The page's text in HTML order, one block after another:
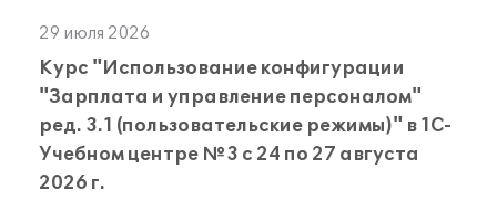
29 июля 2026
Курс "Использование конфигурации
"Зарплата и управление персоналом"
ред. 3.1 (пользовательские режимы)" в 1С-
Учебном центре №3 с 24 по 27 августа
2026 г.